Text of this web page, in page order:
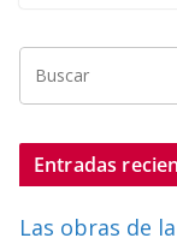
Entradas
Las obras de